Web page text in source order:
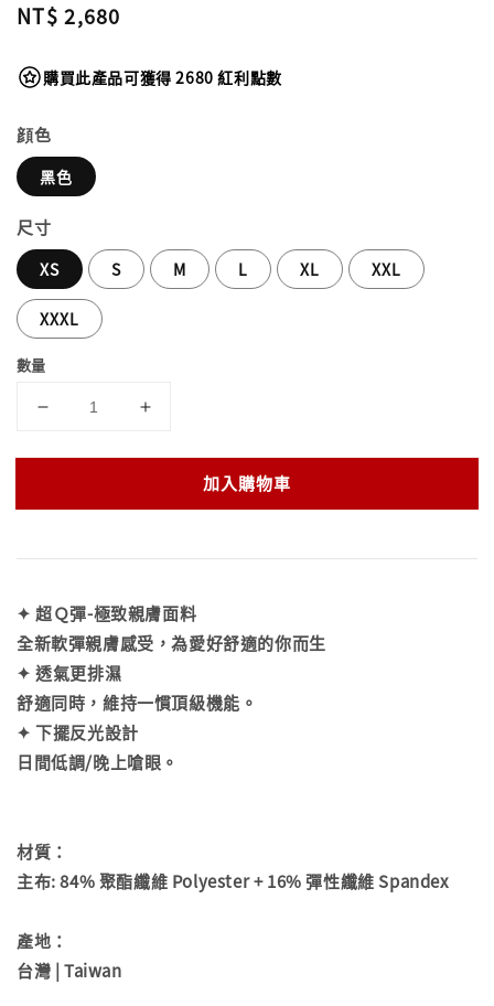
Regular
NT$ 2,680
購買此產品可獲得 2680 紅利點數
顔色
黑色
尺寸
XS S M L XL XXL
XXXL
數量
加入購物車
✦ 超Ｑ彈-極致親膚面料
全新軟彈親膚感受，為愛好舒適的你而生
✦ 透氣更排濕
舒適同時，維持一慣頂級機能。
✦ 下擺反光設計
日間低調/晚上嗆眼。
材質：
主布: 84% 聚酯纖維 Polyester + 16% 彈性纖維 Spandex
產地：
台灣 | Taiwan